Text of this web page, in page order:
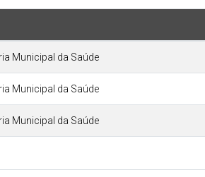
Municipal da Saúde
Municipal da Saúde
Municipal da Saúde